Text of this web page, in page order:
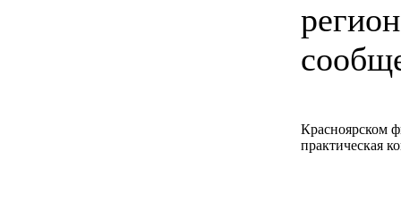
Красноярском
практическая